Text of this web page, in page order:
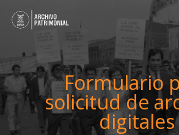
Formulario
solicitud de
digitales